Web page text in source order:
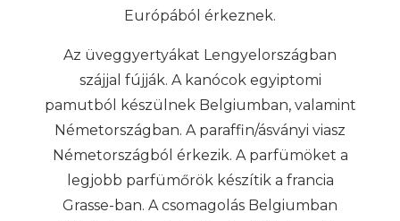
Európából érkeznek.
Az üveggyertyákat Lengyelországban
szájjal fújják. A kanócok egyiptomi
pamutból készülnek Belgiumban, valamint
Németországban. A paraffin/ásványi viasz
Németországból érkezik. A parfümöket a
legjobb parfümőrök készítik a francia
Grasse-ban. A csomagolás Belgiumban